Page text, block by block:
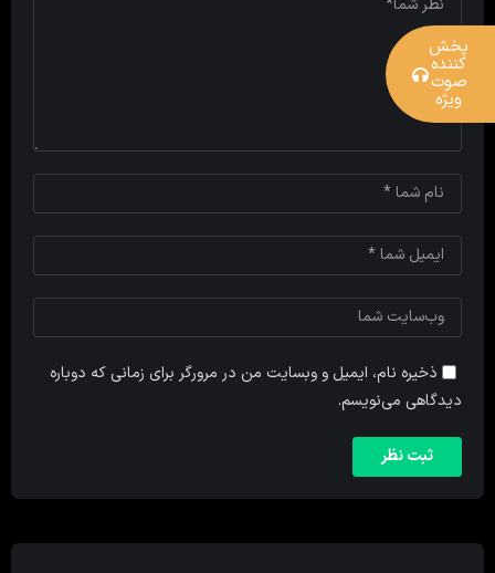
ذخیره نام، ایمیل و وبسایت من در مرورگر برای زمانی که دوباره
دیدگاهی می‌نویسم.
پخش
کننده
صوت
ویژه